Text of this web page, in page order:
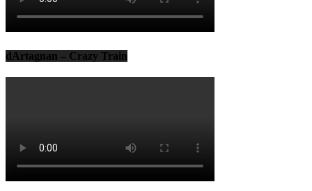
dArtagnan – Crazy Train